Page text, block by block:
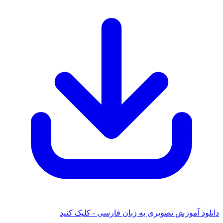
آموزش تصویری به زبان فارسی - کلیک کنید